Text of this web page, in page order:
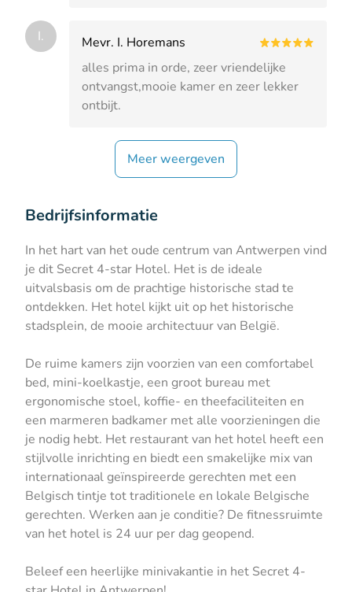
I.
Mevr. I. Horemans
alles prima in orde, zeer vriendelijke
ontvangst,mooie kamer en zeer lekker
ontbijt.
Meer weergeven
Bedrijfsinformatie
In het hart van het oude centrum van Antwerpen vind
je dit Secret 4-star Hotel. Het is de ideale
uitvalsbasis om de prachtige historische stad te
ontdekken. Het hotel kijkt uit op het historische
stadsplein, de mooie architectuur van België.
De ruime kamers zijn voorzien van een comfortabel
bed, mini-koelkastje, een groot bureau met
ergonomische stoel, koffie- en theefaciliteiten en
een marmeren badkamer met alle voorzieningen die
je nodig hebt. Het restaurant van het hotel heeft een
stijlvolle inrichting en biedt een smakelijke mix van
internationaal geïnspireerde gerechten met een
Belgisch tintje tot traditionele en lokale Belgische
gerechten. Werken aan je conditie? De fitnessruimte
van het hotel is 24 uur per dag geopend.
Beleef een heerlijke minivakantie in het Secret 4-